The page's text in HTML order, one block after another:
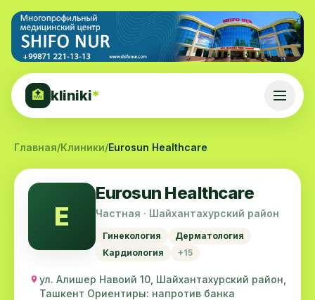
🏥 kliniki*
Главная/Клиники/Eurosun Healthcare
E
Eurosun Healthcare
Частная · Шайхантахурский район
Гинекология
Дерматология
Кардиология
+15
ул. Алишер Навоий 10, Шайхантахурский район,
Ташкент Ориентиры: напротив банка